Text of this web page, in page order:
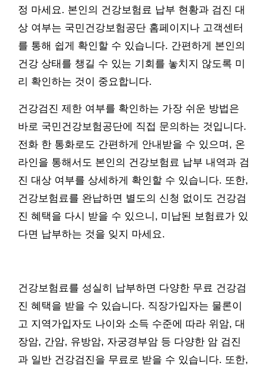
정 마세요. 본인의 건강보험료 납부 현황과 검진 대
상 여부는 국민건강보험공단 홈페이지나 고객센터
를 통해 쉽게 확인할 수 있습니다. 간편하게 본인의
건강 상태를 챙길 수 있는 기회를 놓치지 않도록 미
리 확인하는 것이 중요합니다.
건강검진 제한 여부를 확인하는 가장 쉬운 방법은
바로 국민건강보험공단에 직접 문의하는 것입니다.
전화 한 통화로도 간편하게 안내받을 수 있으며, 온
라인을 통해서도 본인의 건강보험료 납부 내역과 검
진 대상 여부를 상세하게 확인할 수 있습니다. 또한,
건강보험료를 완납하면 별도의 신청 없이도 건강검
진 혜택을 다시 받을 수 있으니, 미납된 보험료가 있
다면 납부하는 것을 잊지 마세요.
건강보험료를 성실히 납부하면 다양한 무료 건강검
진 혜택을 받을 수 있습니다. 직장가입자는 물론이
고 지역가입자도 나이와 소득 수준에 따라 위암, 대
장암, 간암, 유방암, 자궁경부암 등 다양한 암 검진
과 일반 건강검진을 무료로 받을 수 있습니다. 또한,